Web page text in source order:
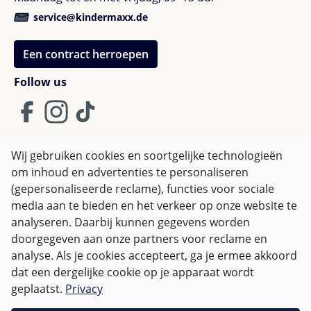
De revolutionaire 157°-ligfunctie:
drie standen verstelbare hellingshoek, die een
vrijwel volledig vlakke ligstand van 157° mogelijk
maakt. Deze ergonomisch waardevolle positie
ontziet de nog gevoelige wervelkolom en
bevordert een gezonde zuurstoftoevoer. Het
de kinderwagen, maar ook veilig tijdens de autorit
gebruiken (in combinatie met het apart
verkrijgbare basisstationNuna BASE Next
of
Curv
Compromisloze i-Size veiligheid bij minimaal
gewicht:
Met een extreem lichte 3,9 kg (zonder
zonnekap en inleg voor pasgeborenen) is dit
stoeltje een lichtgewicht dat zich ontspannen laat
dragen. Desondanks voldoet het aan de
strengste eisen van de ECE R129 (i-Size) norm. De
Follow us
service@kindermaxx.de
Een contract herroepen
Algemene Voorwaarden
Privacy policy & Cookies
Herroepingsrecht
Alle prijzen incl. btw plusverzendkosten en eventuele
bezorgkosten, indien niet anders vermeld.
Wij gebruiken cookies en soortgelijke technologieën
om inhoud en advertenties te personaliseren
(gepersonaliseerde reclame), functies voor sociale
media aan te bieden en het verkeer op onze website te
analyseren. Daarbij kunnen gegevens worden
doorgegeven aan onze partners voor reclame en
analyse. Als je cookies accepteert, ga je ermee akkoord
dat een dergelijke cookie op je apparaat wordt
geplaatst. Privacy